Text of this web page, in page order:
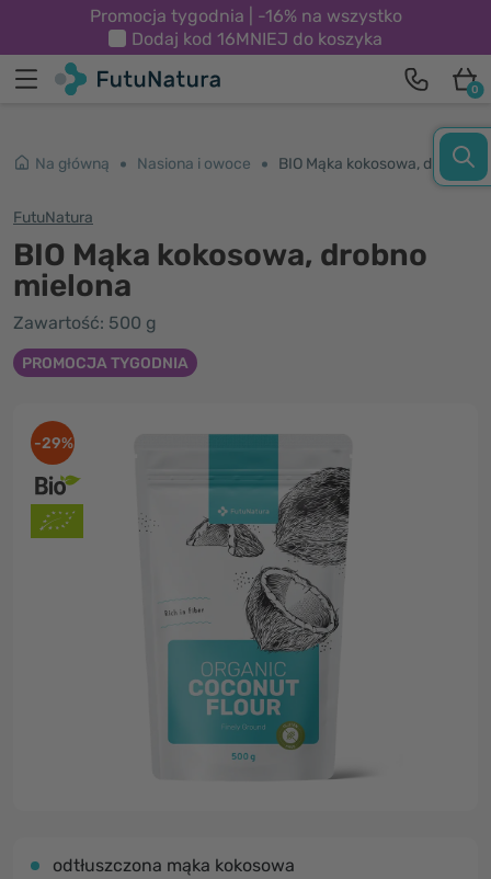
Promocja tygodnia | -16% na wszystko
Dodaj kod 16MNIEJ do koszyka
0
Na główną Nasiona i owoce BIO Mąka kokosowa, drobno mielona
FutuNatura
BIO Mąka kokosowa, drobno
mielona
Zawartość: 500 g
PROMOCJA TYGODNIA
-29%
odtłuszczona mąka kokosowa